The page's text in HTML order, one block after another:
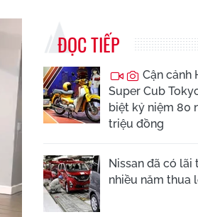
ĐỌC TIẾP
Cận cảnh
Super Cub
biệt kỷ niệm 80
triệu đồng
Nissan đã có lãi
nhiều năm thua